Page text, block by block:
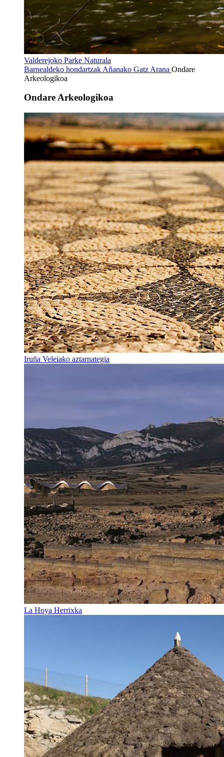
Valderejoko Parke Naturala
Barnealdeko hondartzak Añanako Gatz Arana Ondare
Arkeologikoa
Ondare Arkeologikoa
Iruña Veleiako aztarnategia
La Hoya Herrixka